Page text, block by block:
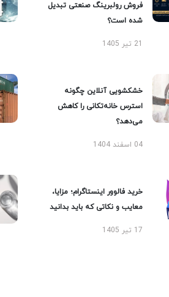
فروش رولبرینگ صنعتی تبدیل
شده است؟
21 تیر 1405
خشکشویی آنلاین چگونه
استرس خانه‌تکانی را کاهش
می‌دهد؟
04 اسفند 1404
خرید فالوور اینستاگرام؛ مزایا،
معایب و نکاتی که باید بدانید
17 تیر 1405